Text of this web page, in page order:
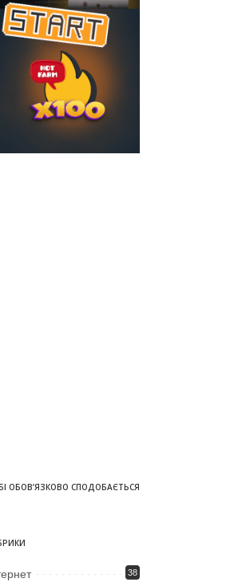
ОБОВ’ЯЗКОВО СПОДОБАЄТЬСЯ
38